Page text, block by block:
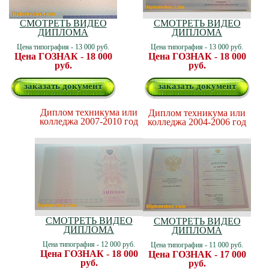
СМОТРЕТЬ ВИДЕО
ДИПЛОМА
Цена типография - 13 000 руб.
Цена ГОЗНАК - 18 000
руб.
заказать документ
СМОТРЕТЬ ВИДЕО
ДИПЛОМА
Цена типография - 13 000 руб.
Цена ГОЗНАК - 18 000
руб.
заказать документ
Диплом техникума или
колледжа 2007-2010 год
СМОТРЕТЬ ВИДЕО
ДИПЛОМА
Цена типография - 12 000 руб.
Цена ГОЗНАК - 18 000
руб.
Диплом техникума или
колледжа 2004-2006 год
СМОТРЕТЬ ВИДЕО
ДИПЛОМА
Цена типография - 11 000 руб.
Цена ГОЗНАК - 17 000
руб.